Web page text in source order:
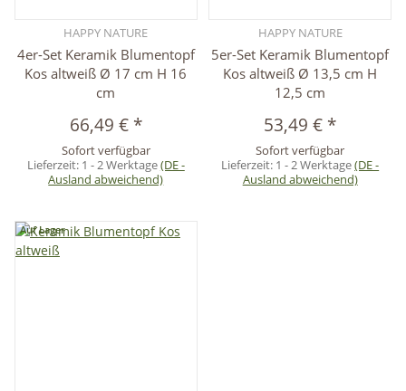
HAPPY NATURE
4er-Set Keramik Blumentopf
Kos altweiß Ø 17 cm H 16
cm
66,49 € *
Sofort verfügbar
Lieferzeit: 1 - 2 Werktage(DE -
Ausland abweichend)
HAPPY NATURE
5er-Set Keramik Blumentopf
Kos altweiß Ø 13,5 cm H
12,5 cm
53,49 € *
Sofort verfügbar
Lieferzeit: 1 - 2 Werktage(DE -
Ausland abweichend)
Auf Lager